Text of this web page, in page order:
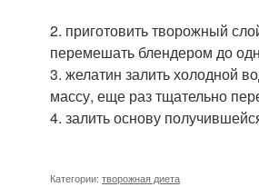
2. приготовить творожный
перемешать блендером до
3. желатин залить холодной
массу, еще раз тщательно
4. залить основу
Категории: творожная диета